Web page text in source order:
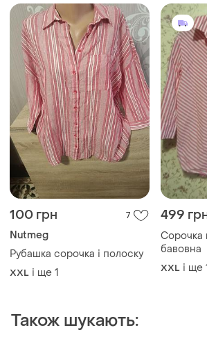
100 грн 7
Nutmeg
Рубашка сорочка і полоску
XXL і ще 1
499
Сорочка
бавовна
XXL і ще
Також шукають: